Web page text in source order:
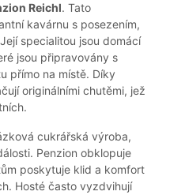
Reichl. Tato
kavárnu s posezením,
specialitou jsou domácí
jsou připravovány s
přímo na místě. Díky
originálními chutěmi, jež
cukrářská výroba,
Penzion obklopuje
poskytuje klid a komfort
Hosté často vyzdvihují